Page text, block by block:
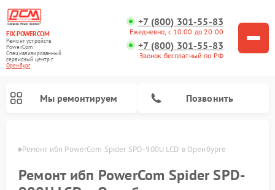
FIX-POWERCOM
Ремонт устройств
PowerCom
Специализированный
cервисный центр г.
Оренбург
+7 (800) 301-55-83
Ежедневно, с 10:00 до 20:00
+7 (800) 301-55-83
Звонок бесплатный по РФ
Мы ремонтируем Позвонить
Ремонт ибп PowerCom Spider SPD-900U LCD в Оренбурге
Ремонт ибп PowerCom Spider SPD-